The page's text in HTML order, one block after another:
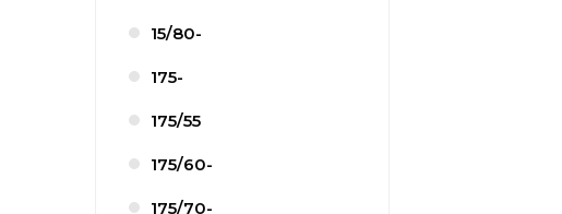
15/80-
175-
175/55
175/60-
175/70-